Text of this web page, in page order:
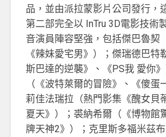
品，並由派拉蒙影片公司發行，
第二部完全以 InTru 3D電影技術
音演員陣容堅強，包括傑巴魯契
《辣妹愛宅男》）；傑瑞德巴特
斯巴達的逆襲》、《PS我 愛你
（《波特萊爾的冒險》、《傻蛋
莉佳法瑞拉（熱門影集《醜女貝
夏天》）；裘納希爾（《博物館
牌天神2》）；克里斯多福米茲